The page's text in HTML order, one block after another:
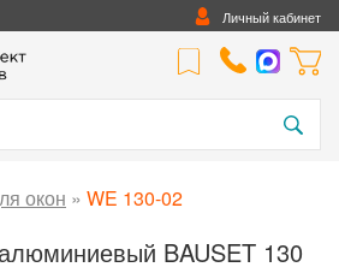
Личный кабинет
окон » WE 130-02
BAUSET 130